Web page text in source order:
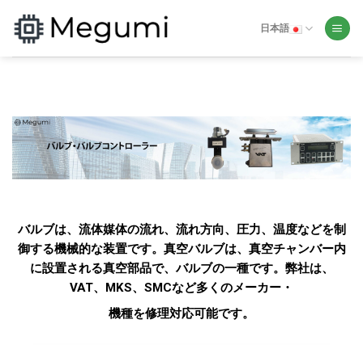
content
日本語
バルブは、流体媒体の流れ、流れ方向、圧力、温度などを制
御する機械的な装置です。真空バルブは、真空チャンバー内
に設置される真空部品で、バルブの一種です。弊社は、
VAT、MKS、SMCなど多くのメーカー・
機種を修理対応可能です。